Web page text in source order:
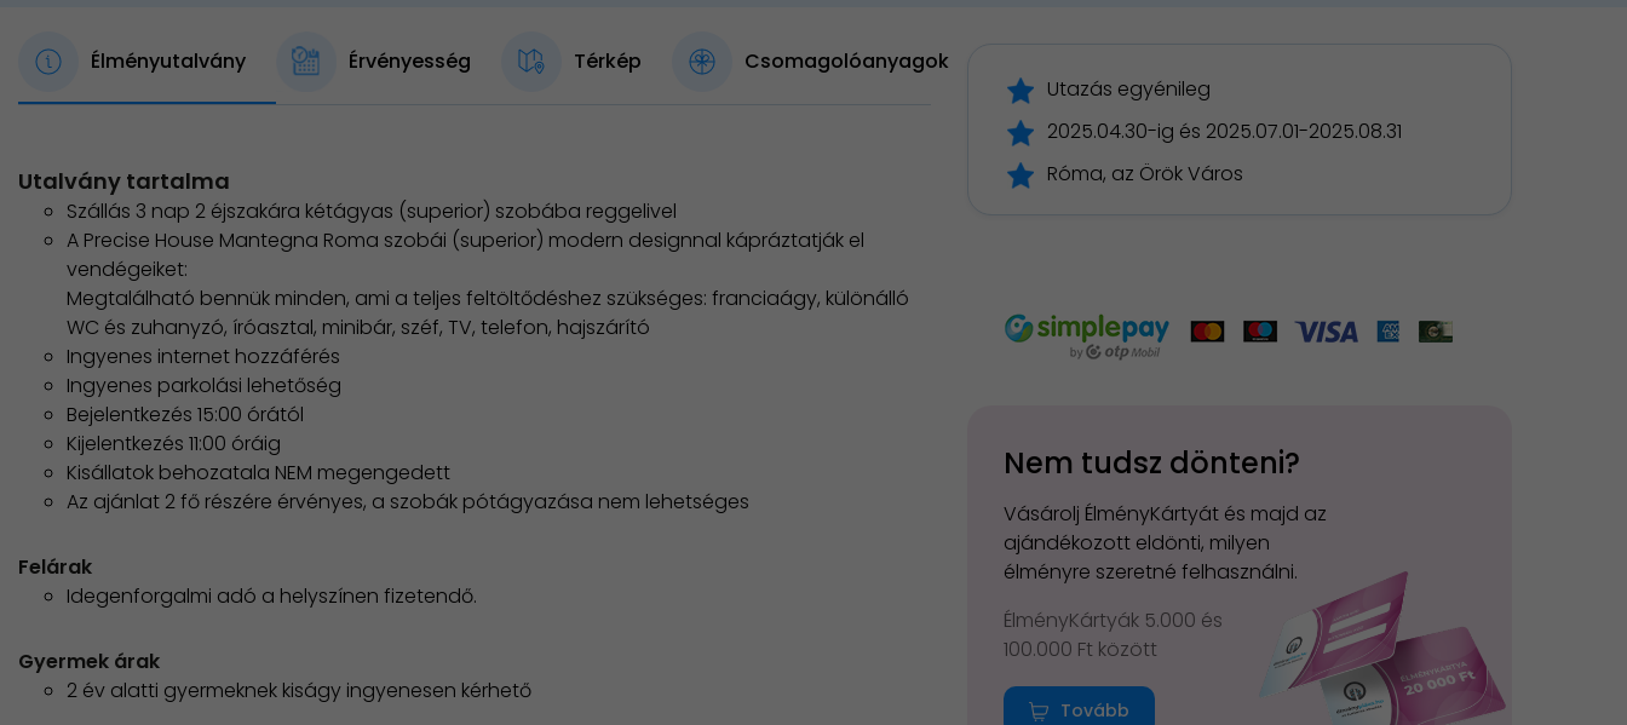
Élményutalvány Érvényesség Térkép Csomagolóanyagok
Utalvány tartalma
Szállás 3 nap 2 éjszakára kétágyas (superior) szobába reggelivel
A Precise House Mantegna Roma szobái (superior) modern designnal kápráztatják el
vendégeiket:
​Megtalálható bennük minden, ami a teljes feltöltődéshez szükséges: franciaágy, különálló
WC és zuhanyzó, íróasztal, minibár, széf, TV, telefon, hajszárító
Ingyenes internet hozzáférés
Ingyenes parkolási lehetőség
Bejelentkezés 15:00 órától
Kijelentkezés 11:00 óráig
Kisállatok behozatala NEM megengedett
Az ajánlat 2 fő részére érvényes, a szobák pótágyazása nem lehetséges
Felárak
Idegenforgalmi adó a helyszínen fizetendő.
Gyermek árak
2 év alatti gyermeknek kiságy ingyenesen kérhető
Utazás egyénileg
2025.04.30-ig és 2025.07.01-2025.08.31
Róma, az Örök Város
Nem tudsz dönteni?
Vásárolj ÉlményKártyát és majd az
ajándékozott eldönti, milyen
élményre szeretné felhasználni.
ÉlményKártyák 5.000 és
100.000 Ft között
Tovább